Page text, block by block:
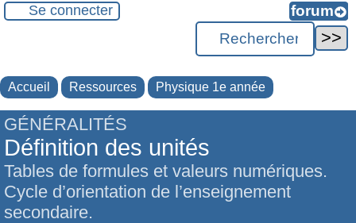
Se connecter
Accueil Ressources Physique 1e année
GÉNÉRALITÉS
Définition des unités
Tables de formules et valeurs numériques.
Cycle d’orientation de l’enseignement
secondaire.